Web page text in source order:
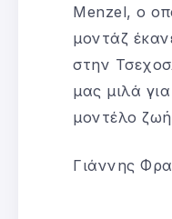
Menzel, ο
μοντάζ
στην
μας μιλά
μοντέλο
Γιάννης